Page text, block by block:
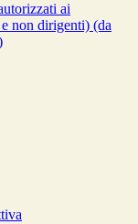
ai
non dirigenti) (da